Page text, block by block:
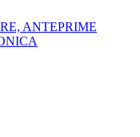
ANTEPRIME